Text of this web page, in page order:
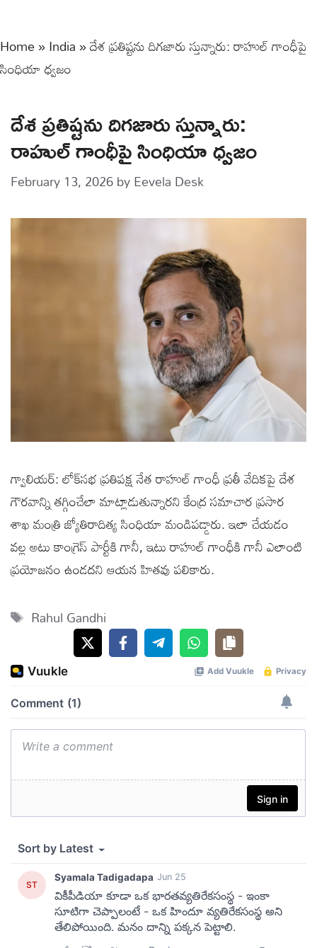
Home»India»దేశ ప్రతిష్టను దిగజారు స్తున్నారు: రాహుల్ గాంధీపై
సింధియా ధ్వజం
దేశ ప్రతిష్టను దిగజారు స్తున్నారు:
రాహుల్ గాంధీపై సింధియా ధ్వజం
February 13, 2026byEevela Desk
గ్వాలియర్: లోక్‌సభ ప్రతిపక్ష నేత రాహుల్ గాంధీ ప్రతీ వేదికపై దేశ
గౌరవాన్ని తగ్గించేలా మాట్లాడుతున్నారని కేంద్ర సమాచార ప్రసార
శాఖ మంత్రి జ్యోతిరాదిత్య సింధియా మండిపడ్డారు. ఇలా చేయడం
వల్ల అటు కాంగ్రెస్ పార్టీకి గానీ, ఇటు రాహుల్ గాంధీకి గానీ ఎలాంటి
ప్రయోజనం ఉండదని ఆయన హితవు పలికారు.
Tags
Rahul Gandhi